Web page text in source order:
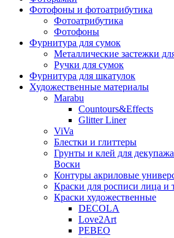
Фотофоны и фотоатрибутика
Фотоатрибутика
Фотофоны
Фурнитура для сумок
Металлические застежки
Ручки для сумок
Фурнитура для шкатулок
Художественные материалы
Marabu
Countours&Effects
Glitter Liner
ViVa
Блестки и глиттеры
Грунты и клей для
Воски
Контуры акриловые
Краски для росписи лица и
Краски художественные
DECOLA
Love2Art
PEBEO